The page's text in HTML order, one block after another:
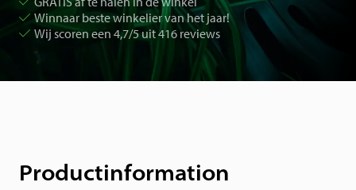
Winnaar beste winkelier van het jaar!
Wij scoren een 4,7/5 uit 416 reviews
Productinformation